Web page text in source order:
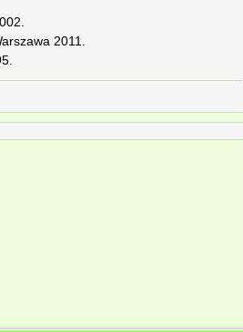
2011.